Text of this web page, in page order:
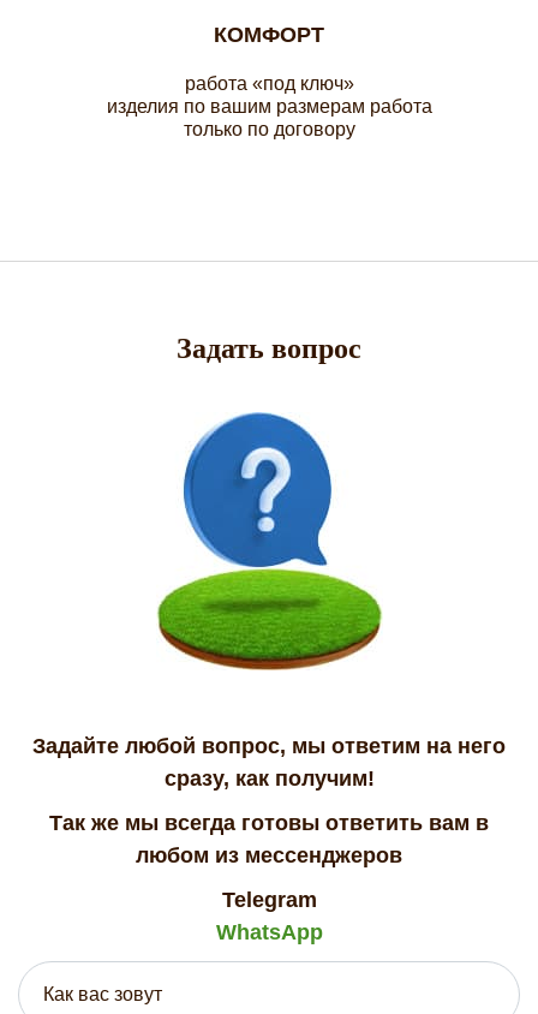
КОМФОРТ
работа «под ключ»
изделия по вашим размерам работа
только по договору
Задать вопрос
Задайте любой вопрос, мы ответим на него
сразу, как получим!
Так же мы всегда готовы ответить вам в
любом из мессенджеров
Telegram
WhatsApp